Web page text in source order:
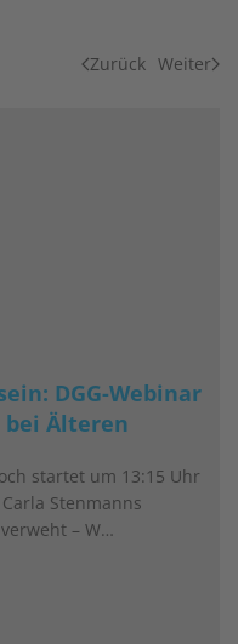
Zurück Weiter
DGG-Webinar
bei Älteren
startet um 13:15 Uhr
Stenmanns
– W…